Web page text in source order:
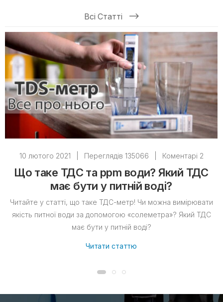
Всі Статті
10 лютого 2021 Переглядів 135066 Коментарі 2
Що таке ТДС та ppm води? Який ТДС
має бути у питній воді?
Читайте у статті, що таке ТДС-метр! Чи можна вимірювати
якість питної води за допомогою «солеметра»? Який ТДС
має бути у питній воді?
Читати статтю